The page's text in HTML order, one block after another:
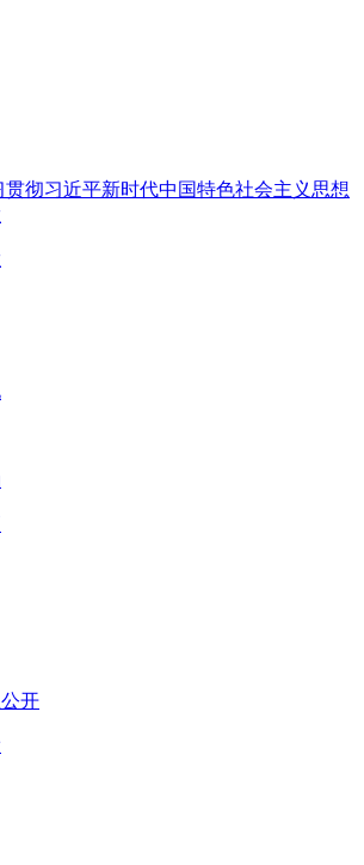
贯彻习近平新时代中国特色社会主义思想
开